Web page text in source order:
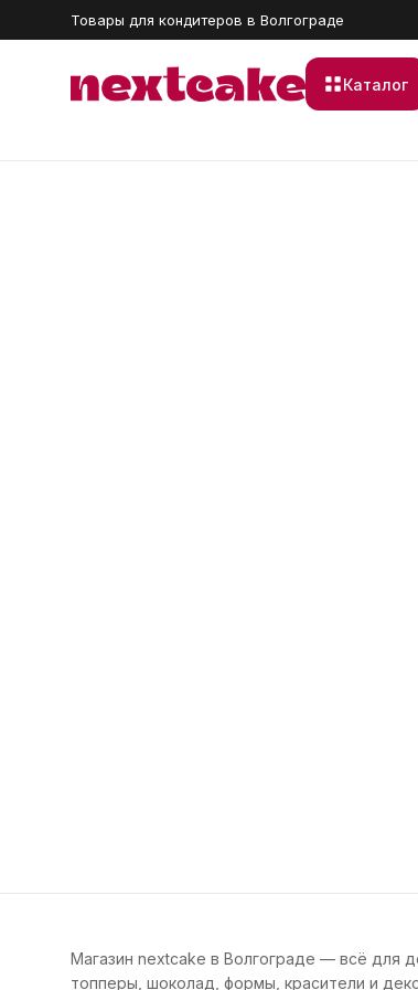
Товары для кондитеров в Волгограде
Каталог
Магазин nextcake в Волгограде — всё для
топперы, шоколад, формы, красители и